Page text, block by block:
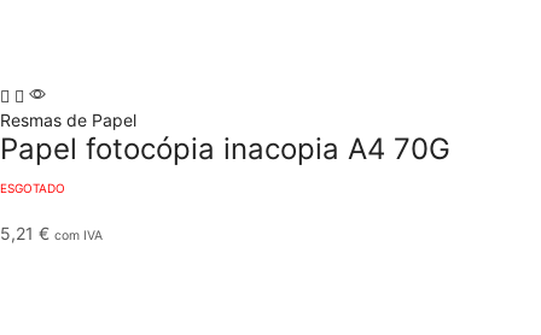
Resmas de Papel
Papel fotocópia inacopia A4 70G
ESGOTADO
5,21 € com IVA